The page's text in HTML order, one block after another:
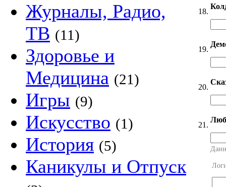
Журналы, Радио,
ТВ (11)
Здоровье и
Медицина (21)
Игры (9)
Искусство (1)
История (5)
Каникулы и Отпуск
18.
19.
20.
21.